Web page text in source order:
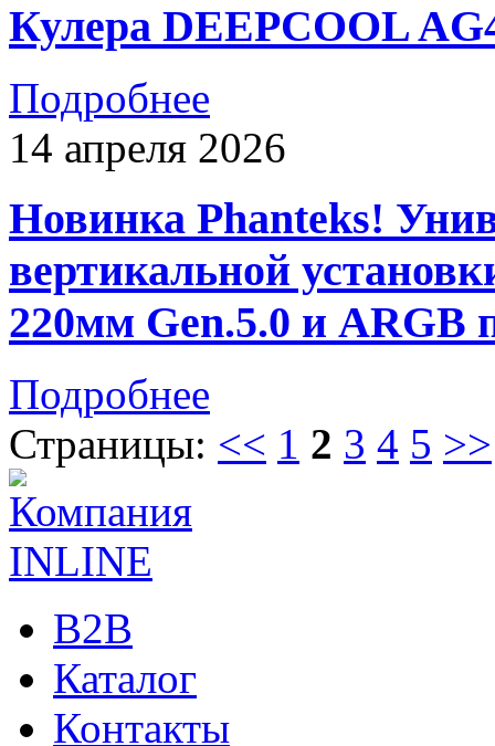
Кулера DEEPCOOL
Подробнее
14 апреля 2026
Новинка Phanteks!
вертикальной
220мм Gen.5.0 и ARGB
Подробнее
Страницы: << 1 2 3 4 5 >>
B2B
Каталог
Контакты